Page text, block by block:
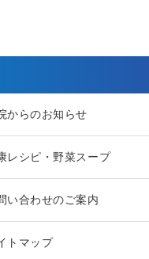
からのお知らせ
レシピ・野菜スープ
い合わせのご案内
トマップ